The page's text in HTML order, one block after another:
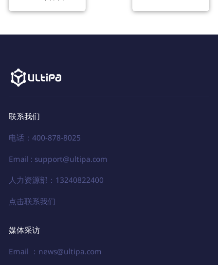
联系我们
电话：400-878-8025
Email : support@ultipa.com
人力资源部：13240822400
点击联系我们
媒体采访
Email ：news@ultipa.com